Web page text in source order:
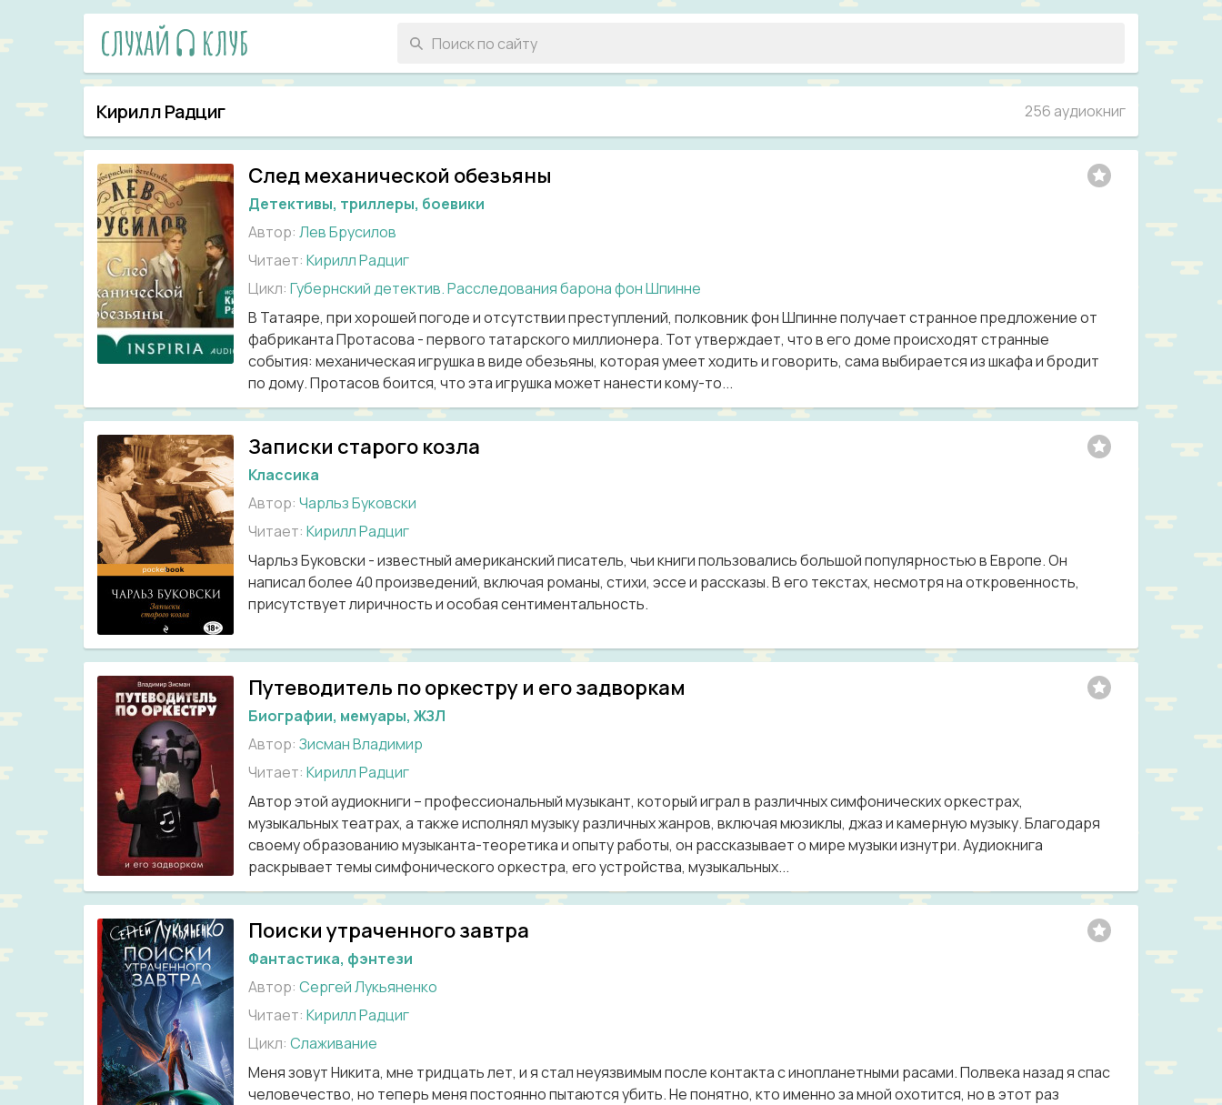
Кирилл Радциг 256 аудиокниг
След механической обезьяны
Детективы, триллеры, боевики
Автор: Лев Брусилов
Читает: Кирилл Радциг
Цикл: Губернский детектив. Расследования барона фон Шпинне
В Татаяре, при хорошей погоде и отсутствии преступлений, полковник фон Шпинне получает странное предложение от
фабриканта Протасова - первого татарского миллионера. Тот утверждает, что в его доме происходят странные
события: механическая игрушка в виде обезьяны, которая умеет ходить и говорить, сама выбирается из шкафа и бродит
по дому. Протасов боится, что эта игрушка может нанести кому-то...
Записки старого козла
Классика
Автор: Чарльз Буковски
Читает: Кирилл Радциг
Чарльз Буковски - известный американский писатель, чьи книги пользовались большой популярностью в Европе. Он
написал более 40 произведений, включая романы, стихи, эссе и рассказы. В его текстах, несмотря на откровенность,
присутствует лиричность и особая сентиментальность.
Путеводитель по оркестру и его задворкам
Биографии, мемуары, ЖЗЛ
Автор: Зисман Владимир
Читает: Кирилл Радциг
Автор этой аудиокниги – профессиональный музыкант, который играл в различных симфонических оркестрах,
музыкальных театрах, а также исполнял музыку различных жанров, включая мюзиклы, джаз и камерную музыку. Благодаря
своему образованию музыканта-теоретика и опыту работы, он рассказывает о мире музыки изнутри. Аудиокнига
раскрывает темы симфонического оркестра, его устройства, музыкальных...
Поиски утраченного завтра
Фантастика, фэнтези
Автор: Сергей Лукьяненко
Читает: Кирилл Радциг
Цикл: Слаживание
Меня зовут Никита, мне тридцать лет, и я стал неуязвимым после контакта с инопланетными расами. Полвека назад я спас
человечество, но теперь меня постоянно пытаются убить. Не понятно, кто именно за мной охотится, но в этот раз